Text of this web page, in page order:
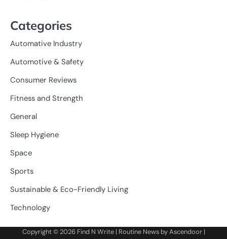
Categories
Automative Industry
Automotive & Safety
Consumer Reviews
Fitness and Strength
General
Sleep Hygiene
Space
Sports
Sustainable & Eco-Friendly Living
Technology
Copyright © 2026 Find N Write| Routine News byAscendoor|